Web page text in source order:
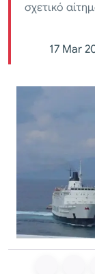
σχετικό
17 Mar